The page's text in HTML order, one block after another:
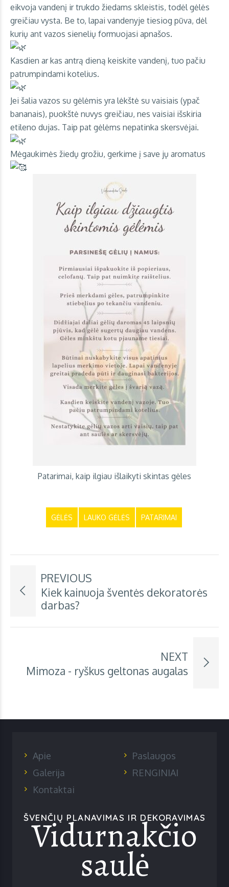
eikvoja vandenį ir trukdo žiedams skleistis, todėl gėlės
greičiau vysta. Be to, lapai vandenyje tiesiog pūva, dėl
kurių ant vazos sienelių formuojasi apnašos.
Kasdien ar kas antrą dieną keiskite vandenį, tuo pačiu
patrumpindami kotelius.
Jei šalia vazos su gėlėmis yra lėkštė su vaisiais (ypač
bananais), puokštė nuvys greičiau, nes vaisiai išskiria
etileno dujas. Taip pat gėlėms nepatinka skersvėjai.
Mėgaukimės žiedų grožiu, gerkime į save jų aromatus
Patarimai, kaip ilgiau išlaikyti skintas gėles
GĖLĖS LAUKO GĖLĖS PATARIMAI
PREVIOUS
Kiek kainuoja šventės dekoratorės
darbas?
NEXT
Mimoza - ryškus geltonas augalas
Apie
Paslaugos
Galerija
RENGINIAI
Kontaktai
ŠVENČIŲ PLANAVIMAS IR DEKORAVIMAS
Vidurnakčio
saulė